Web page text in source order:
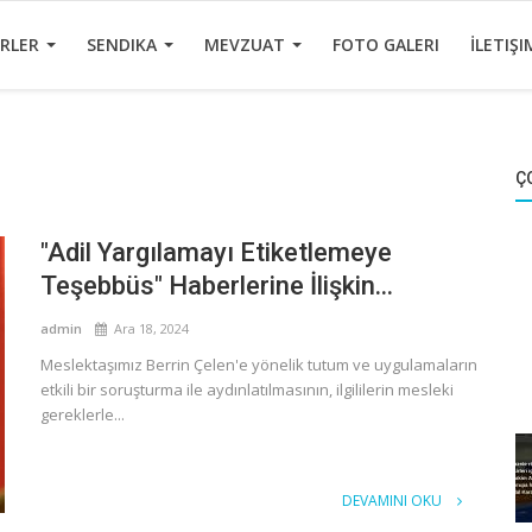
SENDIKA MEVZUAT FOTO GALERI
"Adil Yargılamayı Etiketlemeye
Teşebbüs" Haberlerine İlişkin...
admin Ara 18, 2024
Meslektaşımız Berrin Çelen'e yönelik tutum ve uygulamaların
etkili bir soruşturma ile aydınlatılmasının, ilgililerin mesleki
gereklerle...
DEVAMINI OKU